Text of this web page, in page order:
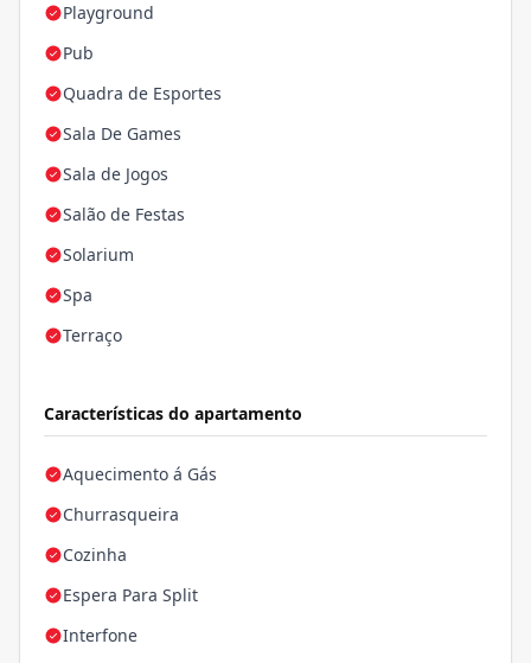
Playground
Pub
Quadra de Esportes
Sala De Games
Sala de Jogos
Salão de Festas
Solarium
Spa
Terraço
Características do apartamento
Aquecimento á Gás
Churrasqueira
Cozinha
Espera Para Split
Interfone